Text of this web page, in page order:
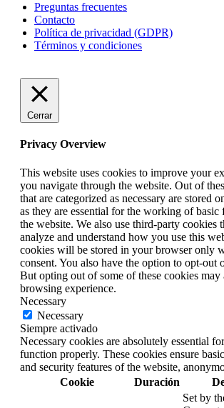
Preguntas frecuentes
Contacto
Política de privacidad (GDPR)
Términos y condiciones
Cerrar
Privacy Overview
This website uses cookies to improve your
you navigate through the website. Out of
that are categorized as necessary are stored
as they are essential for the working of
the website. We also use third-party cookies
analyze and understand how you use this
cookies will be stored in your browser only
consent. You also have the option to opt-out
But opting out of some of these cookies
browsing experience.
Necessary
Necessary
Siempre activado
Necessary cookies are absolutely essential
function properly. These cookies ensure
and security features of the website,
Cookie
Duración
Set by